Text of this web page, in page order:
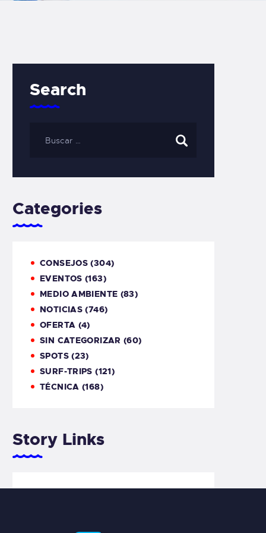
Search
Categories
CONSEJOS (304)
EVENTOS (163)
MEDIO AMBIENTE (83)
NOTICIAS (746)
OFERTA (4)
SIN CATEGORIZAR (60)
SPOTS(23)
SURF-TRIPS (121)
TÉCNICA (168)
Story Links